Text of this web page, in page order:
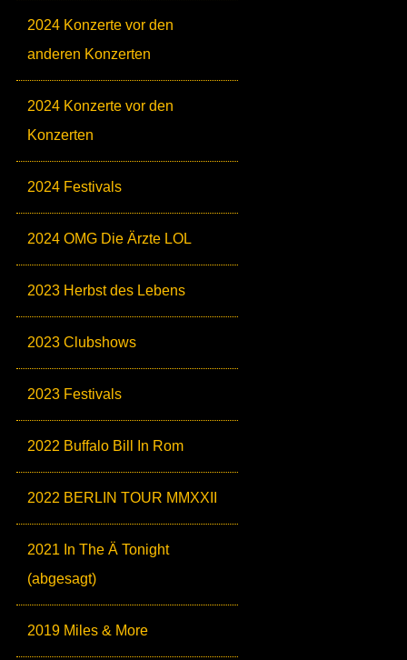
2024 Konzerte vor den
anderen Konzerten
2024 Konzerte vor den
Konzerten
2024 Festivals
2024 OMG Die Ärzte LOL
2023 Herbst des Lebens
2023 Clubshows
2023 Festivals
2022 Buffalo Bill In Rom
2022 BERLIN TOUR MMXXII
2021 In The Ä Tonight
(abgesagt)
2019 Miles & More